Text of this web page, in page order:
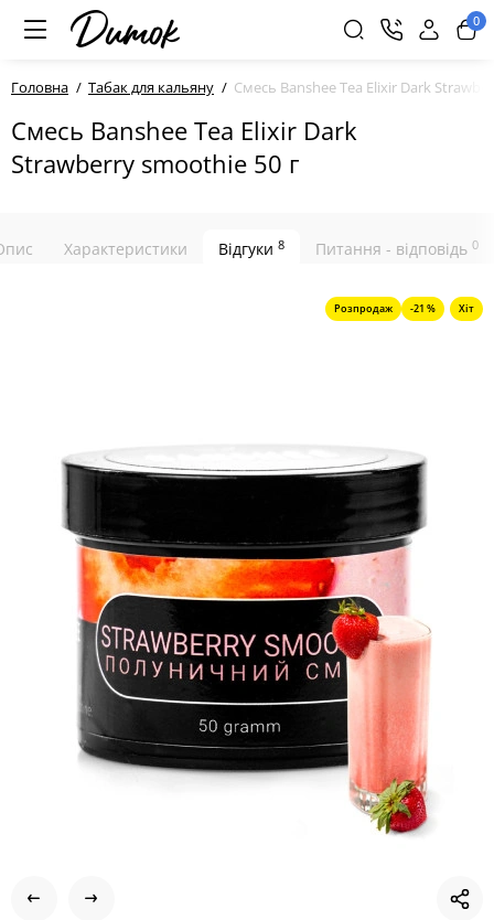
0
Головна Табак для кальяну Смесь Banshee Tea Elixir Dark
Смесь Banshee Tea Elixir Dark
Strawberry smoothie 50 г
Характеристики Відгуки 8 Питання - відповідь 0
Розпродаж -21 % Хіт